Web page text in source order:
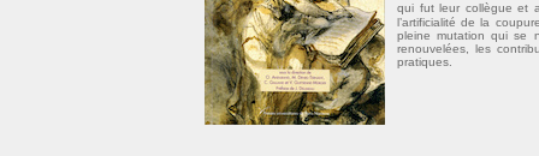
qui fut leur collègue et
l’artificialité de la
pleine mutation qui se
renouvelées, les
pratiques.